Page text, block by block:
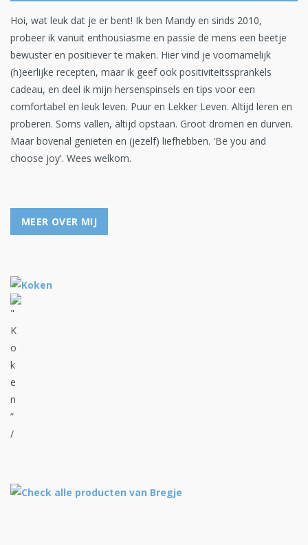
Hoi, wat leuk dat je er bent! Ik ben Mandy en sinds 2010,
probeer ik vanuit enthousiasme en passie de mens een beetje
bewuster en positiever te maken. Hier vind je voornamelijk
(h)eerlijke recepten, maar ik geef ook positiviteitssprankels
cadeau, en deel ik mijn hersenspinsels en tips voor een
comfortabel en leuk leven. Puur en Lekker Leven. Altijd leren en
proberen. Soms vallen, altijd opstaan. Groot dromen en durven.
Maar bovenal genieten en (jezelf) liefhebben. 'Be you and
choose joy'. Wees welkom.
MEER OVER MIJ